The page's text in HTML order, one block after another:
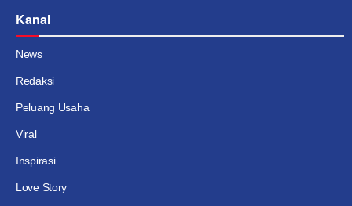
Kanal
News
Redaksi
Peluang Usaha
Viral
Inspirasi
Love Story